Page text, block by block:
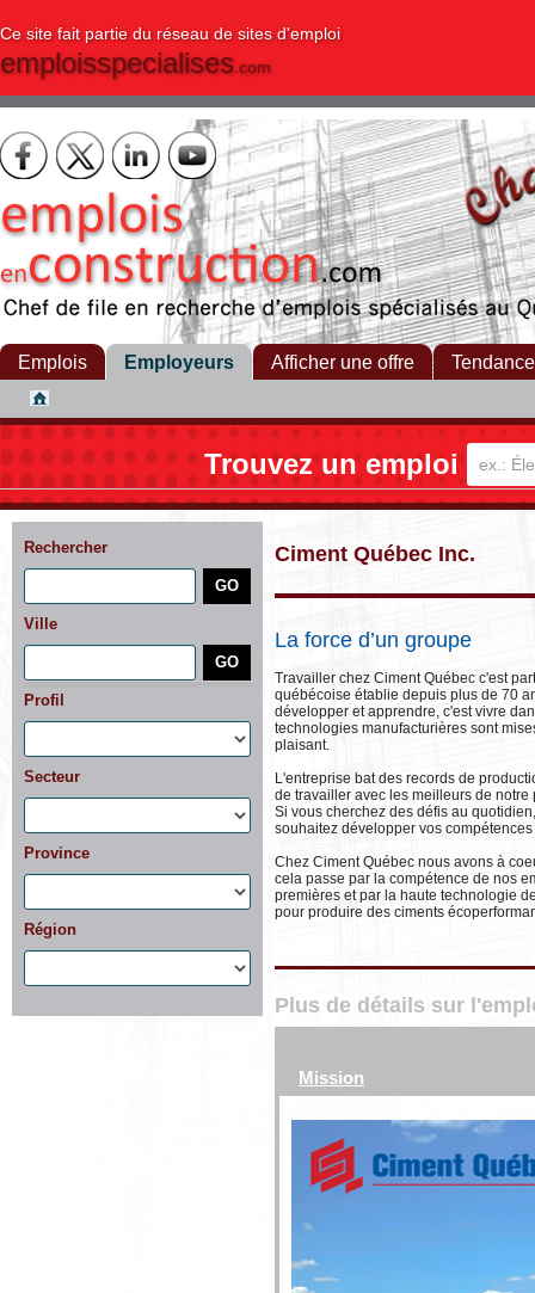
Ce site fait partie du réseau de sites d'emploi
emploisspecialises.com
Emplois Employeurs Afficher une offre
Trouvez un emploi
Rechercher
Ville
Profil
Secteur
Province
Région
Ciment Québec Inc.
La force d’un groupe
Travailler chez Ciment Québec c'est
québécoise établie depuis plus de 70
développer et apprendre, c'est vivre
technologies manufacturières sont
plaisant.
L'entreprise bat des records de
de travailler avec les meilleurs de
Si vous cherchez des défis au
souhaitez développer vos
Chez Ciment Québec nous avons à
cela passe par la compétence de nos
premières et par la haute technologie
pour produire des ciments
Plus de détails sur
Mission